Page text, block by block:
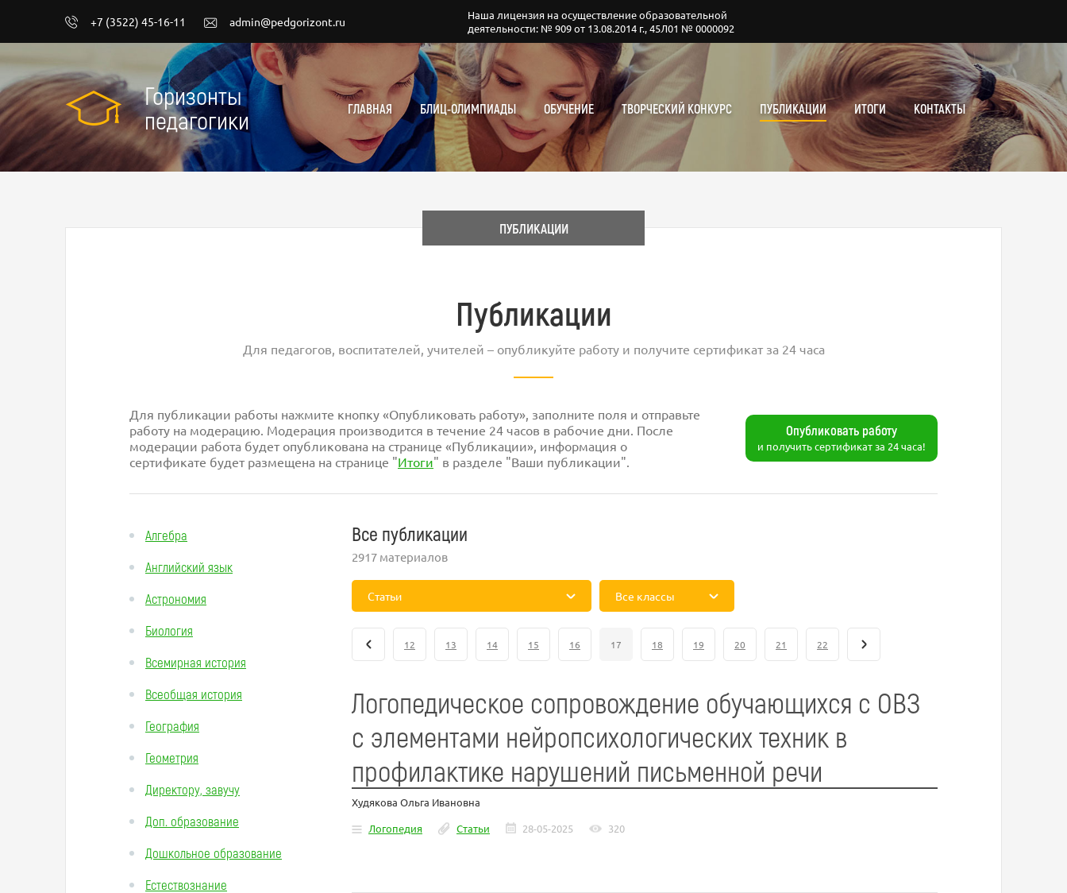
+7 (3522) 45-16-11 admin@pedgorizont.ru
Наша лицензия на осуществление образовательной
деятельности: № 909 от 13.08.2014 г., 45Л01 № 0000092
Горизонты
педагогики
ГЛАВНАЯ БЛИЦ-ОЛИМПИАДЫ ОБУЧЕНИЕ ТВОРЧЕСКИЙ КОНКУРС ПУБЛИКАЦИИ ИТОГИ КОНТАКТЫ
ПУБЛИКАЦИИ
Публикации
Для педагогов, воспитателей, учителей – опубликуйте работу и получите сертификат за 24 часа
Для публикации работы нажмите кнопку «Опубликовать работу», заполните поля и отправьте
работу на модерацию. Модерация производится в течение 24 часов в рабочие дни. После
модерации работа будет опубликована на странице «Публикации», информация о
сертификате будет размещена на странице "Итоги" в разделе "Ваши публикации".
Опубликовать работу
и получить сертификат за 24 часа!
Алгебра
Английский язык
Астрономия
Биология
Всемирная история
Всеобщая история
География
Геометрия
Директору, завучу
Доп. образование
Дошкольное образование
Естествознание
Все публикации
2917 материалов
Статьи Все классы
12 13 14 15 16 17 18 19 20 21 22
Логопедическое сопровождение обучающихся с ОВЗ
с элементами нейропсихологических техник в
профилактике нарушений письменной речи
Худякова Ольга Ивановна
Логопедия
Статьи 28-05-2025 320